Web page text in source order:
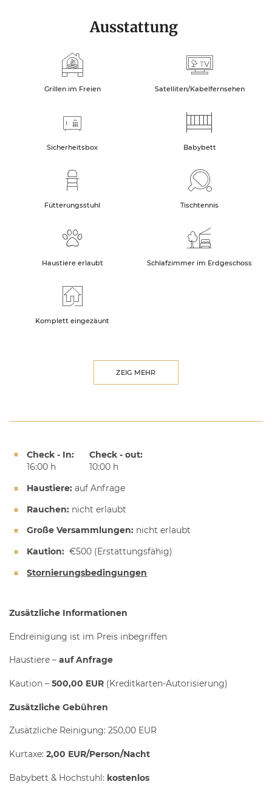
Ausstattung
Grillen im Freien Satelliten/Kabelfernsehen
Sicherheitsbox Babybett
Fütterungsstuhl Tischtennis
Haustiere erlaubt Schlafzimmer im Erdgeschoss
Komplett eingezäunt
ZEIG MEHR
Check - In:
16:00 h
Check - out:
10:00 h
Haustiere: auf Anfrage
Rauchen: nicht erlaubt
Große Versammlungen: nicht erlaubt
Kaution: €500 (Erstattungsfähig)
Stornierungsbedingungen
Zusätzliche Informationen
Endreinigung ist im Preis inbegriffen
Haustiere – auf Anfrage
Kaution – 500,00 EUR(Kreditkarten-Autorisierung)
Zusätzliche Gebühren
Zusätzliche Reinigung: 250,00 EUR
Kurtaxe: 2,00 EUR/Person/Nacht
Babybett & Hochstuhl: kostenlos